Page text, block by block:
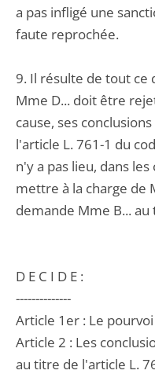
a pas infligé une
faute reprochée.
9. Il résulte de tout ce
Mme D... doit être
cause, ses
l'article L. 761-1 du
n'y a pas lieu, dans
mettre à la charge de
demande Mme B...
D E C I D E :
--------------
Article 1er : Le
Article 2 : Les
au titre de l'article L.